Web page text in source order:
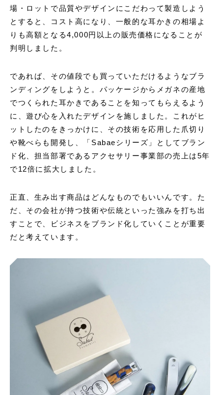
場・ロットで品質やデザインにこだわって製造しよう
とすると、コスト高になり、一般的な耳かきの相場よ
りも高額となる4,000円以上の販売価格になることが
判明しました。
であれば、その値段でも買っていただけるようなブラ
ンディングをしようと。パッケージからメガネの産地
でつくられた耳かきであることを知ってもらえるよう
に、遊び心を入れたデザインを施しました。これがヒ
ットしたのをきっかけに、その技術を応用した爪切り
や靴べらも開発し、「Sabaeシリーズ」としてブラン
ド化、担当部署であるアクセサリー事業部の売上は5年
で12倍に拡大しました。
正直、生み出す商品はどんなものでもいいんです。た
だ、その会社が持つ技術や伝統といった強みを打ち出
すことで、ビジネスをブランド化していくことが重要
だと考えています。